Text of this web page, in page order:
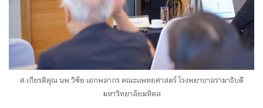
ศ.เกียรติคุณ นพ.วิชัย เอกพลากร คณะแพทยศาสตร์ โรงพยาบาลรามาธิบดี
มหาวิทยาลัยมหิดล